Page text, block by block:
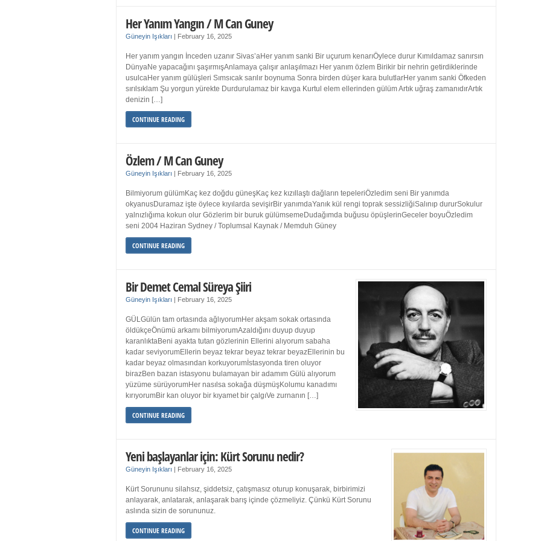
Her Yanım Yangın / M Can Guney
Güneyin Işıkları February 16, 2025
Her yanım yangın İnceden uzanır Sivas’aHer yanım sanki Bir uçurum kenarıÖylece durur Kımıldamaz sanırsın
DünyaNe yapacağını şaşırmışAnlamaya çalışır anlaşılmazı Her yanım özlem Birikir bir nehrin getirdiklerinde
usulcaHer yanım gülüşleri Sımsıcak sarılır boynuma Sonra birden düşer kara bulutlarHer yanım sanki Öfkeden
sırılsıklam Şu yorgun yürekte Durdurulamaz bir kavga Kurtul elem ellerinden gülüm Artık uğraş zamanıdırArtık
denizin […]
CONTINUE READING
Özlem / M Can Guney
Güneyin Işıkları February 16, 2025
Bilmiyorum gülümKaç kez doğdu güneşKaç kez kızıllaştı dağların tepeleriÖzledim seni Bir yanımda
okyanusDuramaz işte öylece kıyılarda sevişirBir yanımdaYanık kül rengi toprak sessizliğiSalınıp dururSokulur
yalnızlığıma kokun olur Gözlerim bir buruk gülümsemeDudağımda buğusu öpüşlerinGeceler boyuÖzledim
seni 2004 Haziran Sydney / Toplumsal Kaynak / Memduh Güney
CONTINUE READING
Bir Demet Cemal Süreya Şiiri
Güneyin Işıkları February 16, 2025
GÜLGülün tam ortasında ağlıyorumHer akşam sokak ortasında
öldükçeÖnümü arkamı bilmiyorumAzaldığını duyup duyup
karanlıktaBeni ayakta tutan gözlerinin Ellerini alıyorum sabaha
kadar seviyorumEllerin beyaz tekrar beyaz tekrar beyazEllerinin bu
kadar beyaz olmasından korkuyorumİstasyonda tiren oluyor
birazBen bazan istasyonu bulamayan bir adamım Gülü alıyorum
yüzüme sürüyorumHer nasılsa sokağa düşmüşKolumu kanadımı
kırıyorumBir kan oluyor bir kıyamet bir çalgıVe zurnanın […]
CONTINUE READING
Yeni başlayanlar için: Kürt Sorunu nedir?
Güneyin Işıkları February 16, 2025
Kürt Sorununu silahsız, şiddetsiz, çatışmasız oturup konuşarak, birbirimizi
anlayarak, anlatarak, anlaşarak barış içinde çözmeliyiz. Çünkü Kürt Sorunu
aslında sizin de sorununuz.
CONTINUE READING